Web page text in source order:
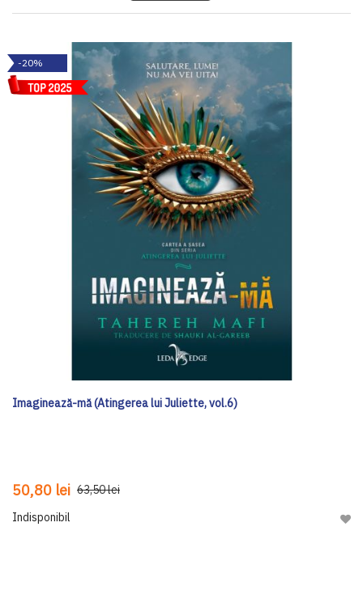
-20%
Imaginează-mă (Atingerea lui Juliette, vol.6)
50,80 lei 63,50 lei
Indisponibil